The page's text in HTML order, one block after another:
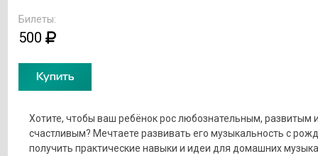
Билеты:
500
Купить
Хотите, чтобы ваш ребёнок рос любознательным, развитым
счастливым? Мечтаете развивать его музыкальность с
получить практические навыки и идеи для домашних